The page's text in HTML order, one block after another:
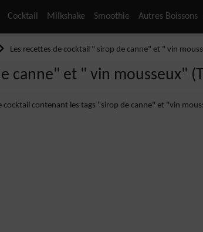
Cocktail Milkshake Smoothie Autres Boissons
Les recettes de cocktail " sirop de canne" et " vin
canne" et " vin mousseux"
cocktail contenant les tags "sirop de canne" et "vin